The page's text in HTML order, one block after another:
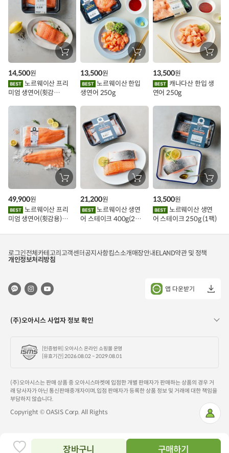
마
이
지
장바구니 구매하기
인
이
트
장
바
에
담
노르웨이산 프리
미엄 생연어(횟감
14,500원
장
바
에
담
노르웨이산 한입
생연어 250g
13,500원
장
바
에
담
연어 250g
13,500원
장
바
에
담
기
노르웨이산 프리
미엄 생연어(횟감용)
49,900원
장
바
에
담
기
노르웨이산 생연
어 스테이크 400g(2조
21,200원
장
바
에
담
기
어 스테이크 250g (1팩)
13,500원
로그인전체카테고리고객센터공지사항킴스소개매장안내ELAND약관 및 정책
개인정보처리방침
앱 다운받기
(주)오아시스 사업자 정보 확인
[인증범위] 오아시스 온라인 쇼핑몰 운영
[유효기간] 2026.08.02 ~ 2029.08.01
(주)오아시스는 판매 상품 중 오아시스마켓에 입점한 개별 판매자가 판매하는 상품의 경우 거
래 당사자가 아닌 통신판매중개자이며, 입점 판매자가 등록한 상품 정보 및 거래에 대한 책임을
부담하지 않습니다.
Copyright © OASIS Corp. All Rights